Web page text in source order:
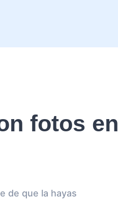
fotos en
de que la hayas